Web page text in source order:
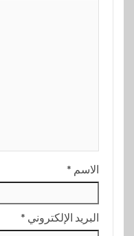
الاسم *
البريد الإلكتروني *